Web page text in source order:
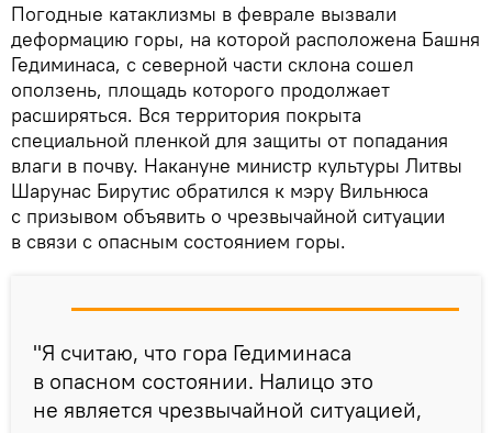
Погодные катаклизмы в феврале вызвали
деформацию горы, на которой расположена Башня
Гедиминаса, с северной части склона сошел
оползень, площадь которого продолжает
расширяться. Вся территория покрыта
специальной пленкой для защиты от попадания
влаги в почву. Накануне министр культуры Литвы
Шарунас Бирутис обратился к мэру Вильнюса
с призывом объявить о чрезвычайной ситуации
в связи с опасным состоянием горы.
"Я считаю, что гора Гедиминаса
в опасном состоянии. Налицо это
не является чрезвычайной ситуацией,